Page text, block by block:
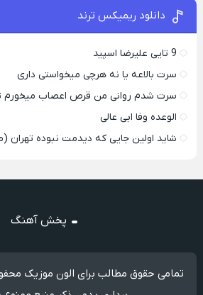
دانلود ریمیکس ترند
9 تایی علیرضا اسپید
سرت بالاعه یا نه هرچی میخواستی داری
سرت شدم روانی من قرص اعصاب میخورم
الوعده وفا ابی عالی
شاید اولین جایی که دیدمت نبوده تهران
پخش آهنگ
تمامی حقوق مطالب برای الون موزیک